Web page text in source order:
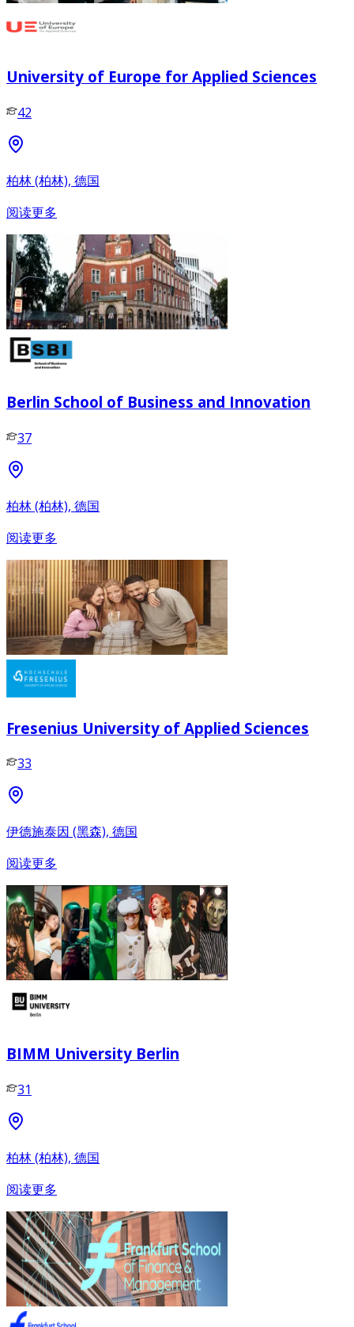
University of Europe for Applied Sciences
42
柏林 (柏林), 德国
阅读更多
Berlin School of Business and Innovation
37
柏林 (柏林), 德国
阅读更多
Fresenius University of Applied Sciences
33
伊德施泰因 (黑森), 德国
阅读更多
BIMM University Berlin
31
柏林 (柏林), 德国
阅读更多